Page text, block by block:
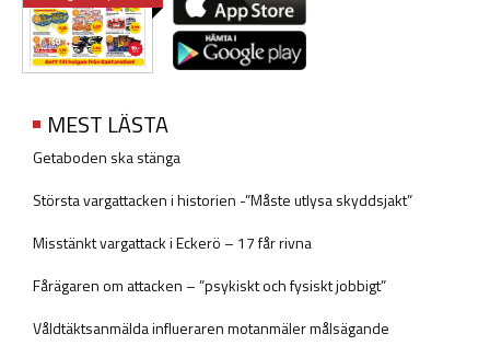
MEST LÄSTA
Getaboden ska stänga
Största vargattacken i historien -”Måste utlysa skyddsjakt”
Misstänkt vargattack i Eckerö – 17 får rivna
Fårägaren om attacken – ”psykiskt och fysiskt jobbigt”
Våldtäktsanmälda influeraren motanmäler målsägande